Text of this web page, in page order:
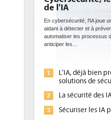
de l'IA
En cybersécurité, l'IA joue
aidant à détecter et à
automatiser les processus
anticiper les...
1
L'IA, déjà bien
solutions de
2 La sécurité des
3 Sécuriser les IA